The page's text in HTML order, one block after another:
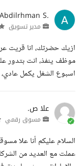
Abdilrhman S.
مدير تسويق
ازيك حضرتك، انا
موظف ينفذ، انت بتدور
اسبوع الشغل يكمل
علا ص.
مسوق رقمي
السلام عليكم أنا علا
عملت مع العديد من